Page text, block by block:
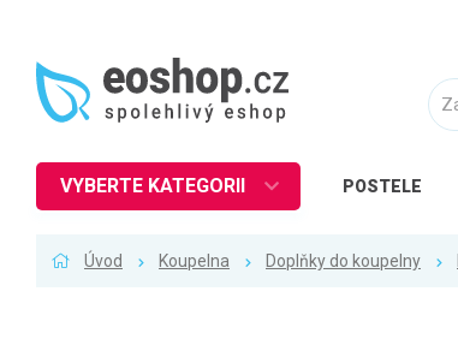
POSTELE
VYBERTE KATEGORII
Úvod Koupelna Doplňky do koupelny